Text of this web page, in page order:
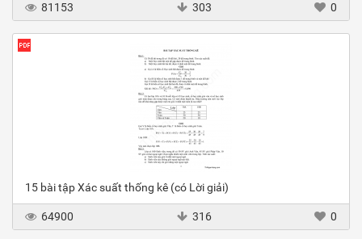
81153 303 0
15 bài tập Xác suất thống kê (có Lời giải)
64900 316 0